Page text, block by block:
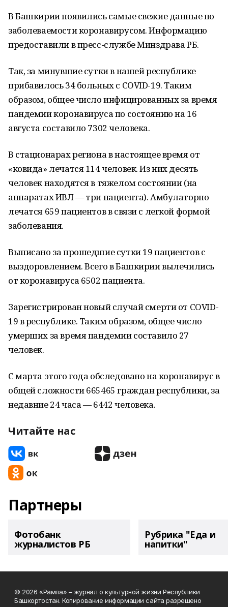
В Башкирии появились самые свежие данные по
заболеваемости коронавирусом. Информацию
предоставили в пресс-службе Минздрава РБ.
Так, за минувшие сутки в нашей республике
прибавилось 34 больных с COVID-19. Таким
образом, общее число инфицированных за время
пандемии коронавируса по состоянию на 16
августа составило 7302 человека.
В стационарах региона в настоящее время от
«ковида» лечатся 114 человек. Из них десять
человек находятся в тяжелом состоянии (на
аппаратах ИВЛ — три пациента). Амбулаторно
лечатся 659 пациентов в связи с легкой формой
заболевания.
Выписано за прошедшие сутки 19 пациентов с
выздоровлением. Всего в Башкирии вылечились
от коронавируса 6502 пациента.
Зарегистрирован новый случай смерти от COVID-
19 в республике. Таким образом, общее число
умерших за время пандемии составило 27
человек.
С марта этого года обследовано на коронавирус в
общей сложности 665465 граждан республики, за
недавние 24 часа — 6442 человека.
Читайте нас
Партнеры
Фотобанк
журналистов РБ
Рубрика "Еда и
напитки"
© 2026 «Рампа» – журнал о культурной жизни Республики
Башкортостан. Копирование информации сайта разрешено